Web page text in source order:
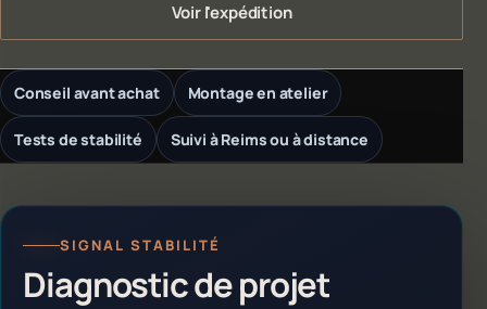
Voir l'expédition
Conseil avant achat Montage en atelier
Tests de stabilité Suivi à Reims ou à distance
SIGNAL STABILITÉ
Diagnostic de projet